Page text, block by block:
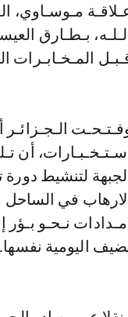
مـوسـاوي،
بـطـارق
المـخـابـرات
أن
لتنشيط
في الساحل
نـحـو بـؤر
اليومية نفسها.